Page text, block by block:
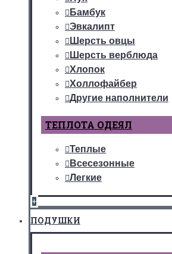
Бамбук
Эвкалипт
Шерсть овцы
Шерсть верблюда
Хлопок
Холлофайбер
Другие наполнители
ТЕПЛОТА ОДЕЯЛ
Теплые
Всесезонные
Легкие
+
ПОДУШКИ